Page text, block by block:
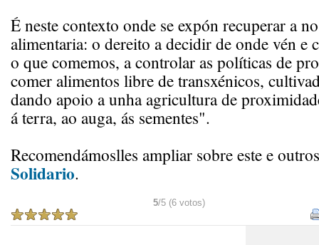
É neste contexto onde se expón recuperar a
alimentaria: o dereito a decidir de onde vén e
o que comemos, a controlar as políticas de
comer alimentos libre de transxénicos,
dando apoio a unha agricultura de
á terra, ao auga, ás sementes".
Recomendámoslles ampliar sobre este e
Solidario.
5/5 (6 votos)